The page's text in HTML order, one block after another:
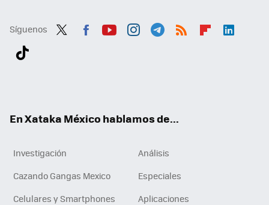
Síguenos
En Xataka México hablamos de...
Investigación
Análisis
Cazando Gangas Mexico
Especiales
Celulares y Smartphones
Aplicaciones